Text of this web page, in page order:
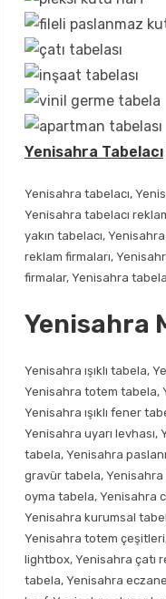
Yenisahra Tabelacı
Yenisahra tabelacı,
Yenisahra tabelacı
yakın tabelacı,
reklam firmaları,
firmalar, Yenisahra
Yenisahra
Yenisahra ışıklı tabela,
Yenisahra totem tabela,
Yenisahra ışıklı fener
Yenisahra uyarı
tabela, Yenisahra
gravür tabela, Yenisahra
oyma tabela, Yenisahra
Yenisahra kurumsal
Yenisahra totem
lightbox, Yenisahra çatı
tabela, Yenisahra